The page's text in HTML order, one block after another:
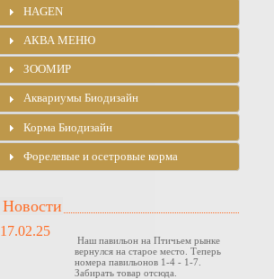
HAGEN
АКВА МЕНЮ
ЗООМИР
Аквариумы Биодизайн
Корма Биодизайн
Форелевые и осетровые корма
Новости
17.02.25
Наш павильон на Птичьем рынке
вернулся на старое место. Теперь
номера павильонов 1-4 - 1-7.
Забирать товар отсюда.